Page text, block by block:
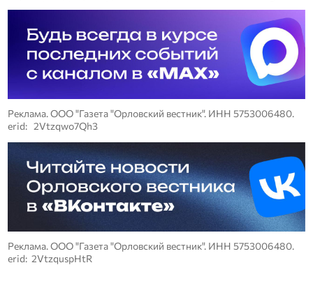
Реклама. ООО "Газета "Орловский вестник". ИНН 5753006480.
erid: 2Vtzqwo7Qh3
Реклама. ООО "Газета "Орловский вестник". ИНН 5753006480.
erid: 2VtzquspHtR